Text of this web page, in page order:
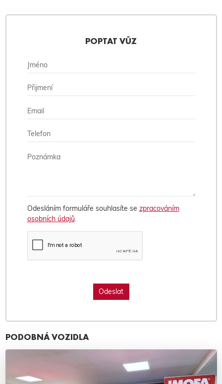
POPTAT VŮZ
Odesláním formuláře souhlasíte se zpracováním
osobních údajů.
PODOBNÁ VOZIDLA